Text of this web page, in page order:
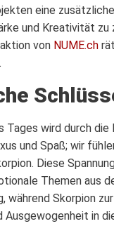
eine
und Kreativität
von NUME.ch
Tages wird durch
und Spaß; wir
Diese
Themen aus
während Skorpion
Ausgewogenheit in